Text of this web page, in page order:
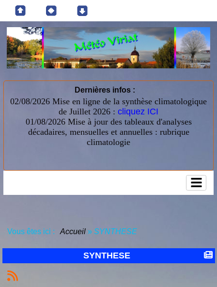
Dernières infos :
02/08/2026 Mise en ligne de la synthèse climatologique
de Juillet 2026 : cliquez ICI
01/08/2026 Mise à jour des tableaux d'analyses
décadaires, mensuelles et annuelles : rubrique
climatologie
Vous êtes ici : Accueil » SYNTHESE
SYNTHESE